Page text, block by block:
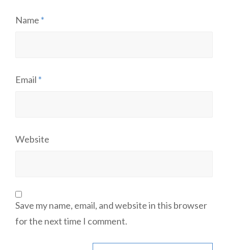
Name *
Email *
Website
Save my name, email, and website in this browser
for the next time I comment.